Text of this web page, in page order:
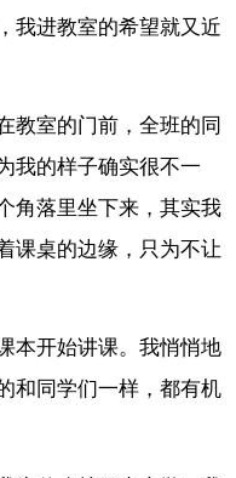
我进教室的希望就又近
教室的门前，全班的同
我的样子确实很不一
角落里坐下来，其实我
课桌的边缘，只为不让
本开始讲课。我悄悄地
和同学们一样，都有机